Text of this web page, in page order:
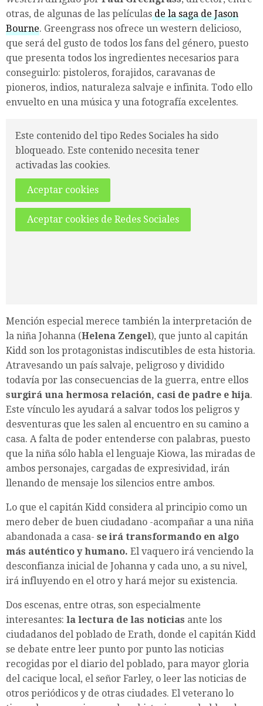
otras, de algunas de las películasde la saga de Jason
Bourne. Greengrass nos ofrece un western delicioso,
que será del gusto de todos los fans del género, puesto
que presenta todos los ingredientes necesarios para
conseguirlo: pistoleros, forajidos, caravanas de
pioneros, indios, naturaleza salvaje e infinita. Todo ello
envuelto en una música y una fotografía excelentes.
Este contenido del tipo Redes Sociales ha sido
bloqueado. Este contenido necesita tener
activadas las cookies.
Aceptar cookies
Aceptar cookies de Redes Sociales
Mención especial merece también la interpretación de
la niña Johanna (Helena Zengel), que junto al capitán
Kidd son los protagonistas indiscutibles de esta historia.
Atravesando un país salvaje, peligroso y dividido
todavía por las consecuencias de la guerra, entre ellos
surgirá una hermosa relación, casi de padre e hija.
Este vínculo les ayudará a salvar todos los peligros y
desventuras que les salen al encuentro en su camino a
casa. A falta de poder entenderse con palabras, puesto
que la niña sólo habla el lenguaje Kiowa, las miradas de
ambos personajes, cargadas de expresividad, irán
llenando de mensaje los silencios entre ambos.
Lo que el capitán Kidd considera al principio como un
mero deber de buen ciudadano -acompañar a una niña
abandonada a casa- se irá transformando en algo
más auténtico y humano. El vaquero irá venciendo la
desconfianza inicial de Johanna y cada uno, a su nivel,
irá influyendo en el otro y hará mejor su existencia.
Dos escenas, entre otras, son especialmente
interesantes: la lectura de las noticias ante los
ciudadanos del poblado de Erath, donde el capitán Kidd
se debate entre leer punto por punto las noticias
recogidas por el diario del poblado, para mayor gloria
del cacique local, el señor Farley, o leer las noticias de
otros periódicos y de otras ciudades. El veterano lo